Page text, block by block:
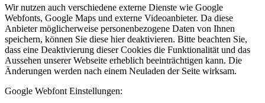
Wir nutzen auch verschiedene externe Dienste wie Google
Webfonts, Google Maps und externe Videoanbieter. Da diese
Anbieter möglicherweise personenbezogene Daten von Ihnen
speichern, können Sie diese hier deaktivieren. Bitte beachten Sie,
dass eine Deaktivierung dieser Cookies die Funktionalität und das
Aussehen unserer Webseite erheblich beeinträchtigen kann. Die
Änderungen werden nach einem Neuladen der Seite wirksam.
Google Webfont Einstellungen: